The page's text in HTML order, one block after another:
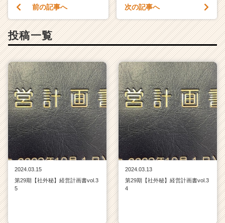
前の記事へ 次の記事へ
投稿一覧
2024.03.15
第29期【社外秘】経営計画書vol.3
5
2024.03.13
第29期【社外秘】経営計画書vol.3
4